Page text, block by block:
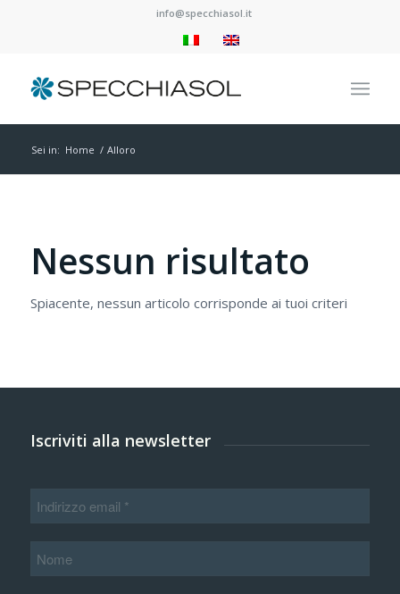
info@specchiasol.it
Sei in: Home / Alloro
Nessun risultato
Spiacente, nessun articolo corrisponde ai tuoi criteri
Iscriviti alla newsletter